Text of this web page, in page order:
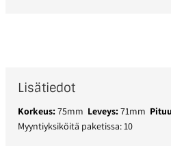
Lisätiedot
Korkeus:75mm Leveys:71mm
Myyntiyksiköitä paketissa: 10